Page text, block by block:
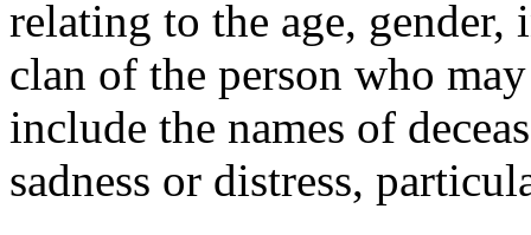
relating to the age,
clan of the person who
include the names of
sadness or distress,